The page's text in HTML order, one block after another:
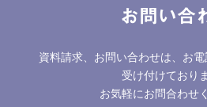
お問い合
資料請求、お問い合わせは、お
受け付けており
お気軽にお問合わせ